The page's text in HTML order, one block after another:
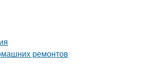
ремонтов